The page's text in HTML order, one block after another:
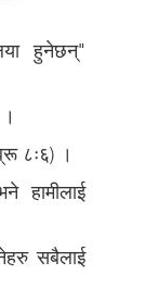
हुनेछन्"
८ः६) ।
हामीलाई
सबैलाई